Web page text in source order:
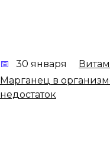
30 января
Марганец в
недостаток